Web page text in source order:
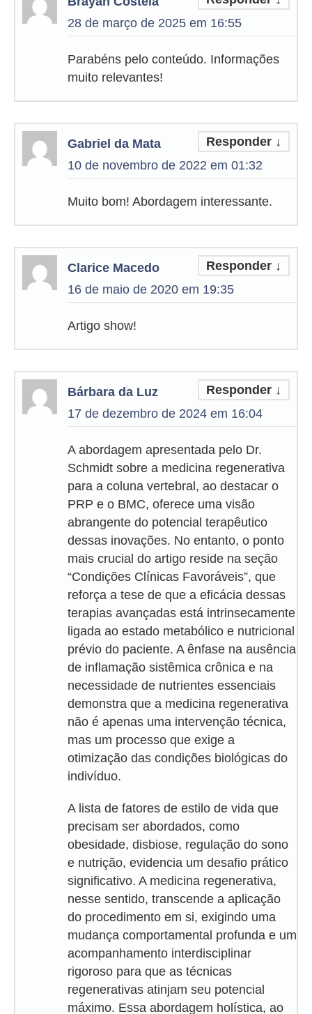
28 de março de 2025 em 16:55
Parabéns pelo conteúdo. Informações
muito relevantes!
Gabriel da Mata
10 de novembro de 2022 em 01:32
Responder ↓
Muito bom! Abordagem interessante.
Clarice Macedo
16 de maio de 2020 em 19:35
Responder ↓
Artigo show!
Bárbara da Luz
17 de dezembro de 2024 em 16:04
Responder ↓
A abordagem apresentada pelo Dr.
Schmidt sobre a medicina regenerativa
para a coluna vertebral, ao destacar o
PRP e o BMC, oferece uma visão
abrangente do potencial terapêutico
dessas inovações. No entanto, o ponto
mais crucial do artigo reside na seção
“Condições Clínicas Favoráveis”, que
reforça a tese de que a eficácia dessas
terapias avançadas está intrinsecamente
ligada ao estado metabólico e nutricional
prévio do paciente. A ênfase na ausência
de inflamação sistêmica crônica e na
necessidade de nutrientes essenciais
demonstra que a medicina regenerativa
não é apenas uma intervenção técnica,
mas um processo que exige a
otimização das condições biológicas do
indivíduo.
A lista de fatores de estilo de vida que
precisam ser abordados, como
obesidade, disbiose, regulação do sono
e nutrição, evidencia um desafio prático
significativo. A medicina regenerativa,
nesse sentido, transcende a aplicação
do procedimento em si, exigindo uma
mudança comportamental profunda e um
acompanhamento interdisciplinar
rigoroso para que as técnicas
regenerativas atinjam seu potencial
máximo. Essa abordagem holística, ao